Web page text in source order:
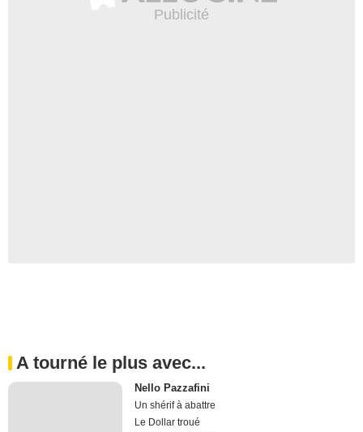
A tourné le plus avec...
Nello Pazzafini
Un shérif à abattre
Le Dollar troué